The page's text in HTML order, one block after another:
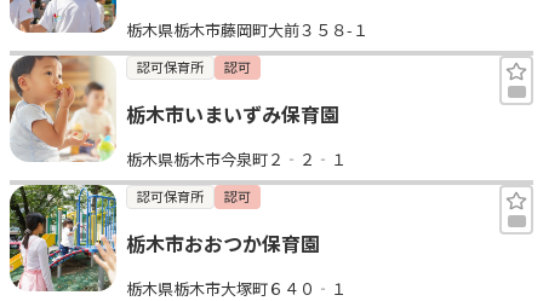
栃木県栃木市藤岡町大前３５８-１
認可保育所 認可
栃木市いまいずみ保育園
栃木県栃木市今泉町２‐２‐１
認可保育所 認可
栃木市おおつか保育園
栃木県栃木市大塚町６４０‐１